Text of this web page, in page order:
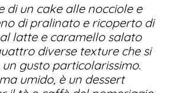
di un cake alle nocciole e
di pralinato e ricoperto di
latte e caramello salato
diverse texture che si
gusto particolarissimo.
umido, è un dessert